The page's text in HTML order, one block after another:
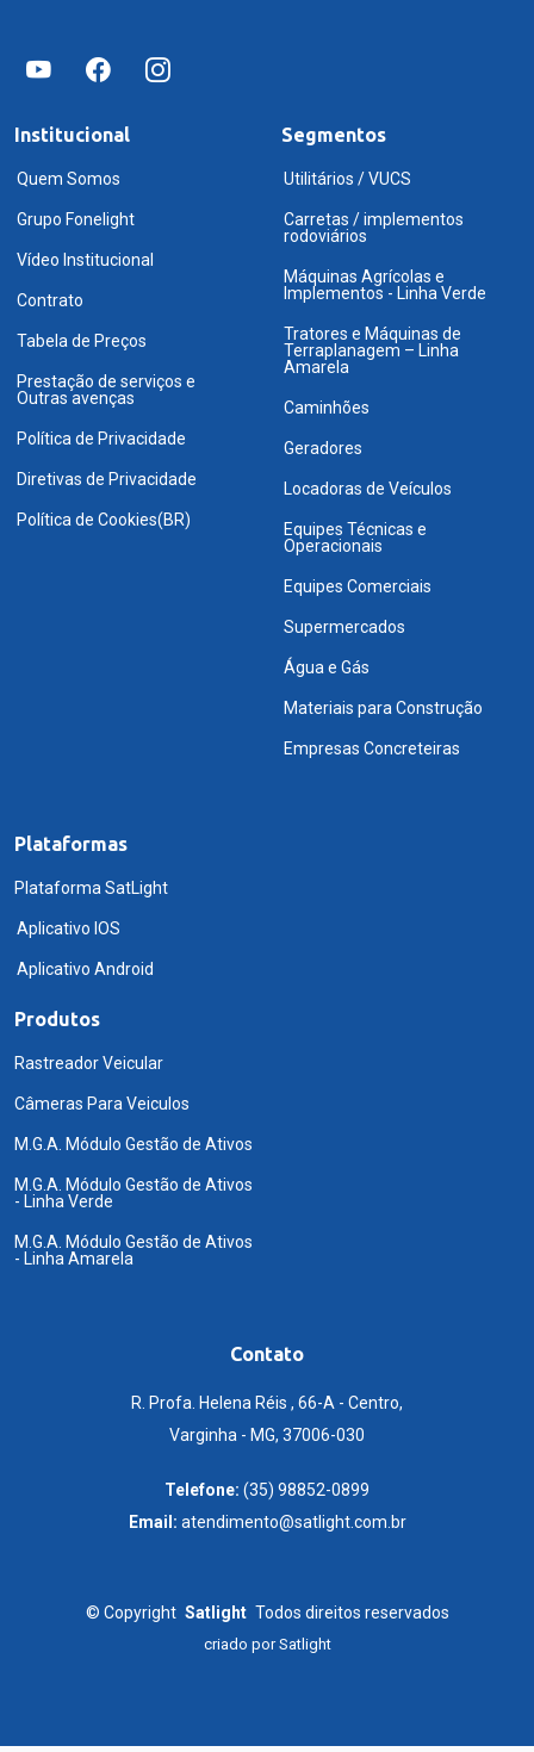
Institucional
Quem Somos
Grupo Fonelight
Vídeo Institucional
Contrato
Tabela de Preços
Prestação de serviços e
Outras avenças
Política de Privacidade
Diretivas de Privacidade
Política de Cookies(BR)
Segmentos
Utilitários / VUCS
Carretas / implementos
rodoviários
Máquinas Agrícolas e
Implementos - Linha Verde
Tratores e Máquinas de
Terraplanagem – Linha
Amarela
Caminhões
Geradores
Locadoras de Veículos
Equipes Técnicas e
Operacionais
Equipes Comerciais
Supermercados
Água e Gás
Materiais para Construção
Empresas Concreteiras
Plataformas
Plataforma SatLight
Aplicativo IOS
Aplicativo Android
Produtos
Rastreador Veicular
Câmeras Para Veiculos
M.G.A. Módulo Gestão de Ativos
M.G.A. Módulo Gestão de Ativos
- Linha Verde
M.G.A. Módulo Gestão de Ativos
- Linha Amarela
Contato
R. Profa. Helena Réis , 66-A - Centro,
Varginha - MG, 37006-030
Telefone: (35) 98852-0899
Email: atendimento@satlight.com.br
© Copyright Satlight Todos direitos reservados
criado porSatlight